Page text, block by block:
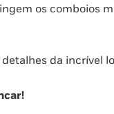
os comboios
da incrível